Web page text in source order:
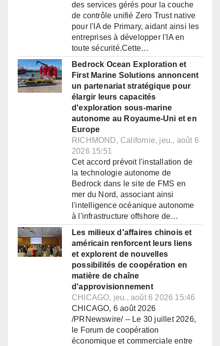
des services gérés pour la couche
de contrôle unifié Zero Trust native
pour l'IA de Primary, aidant ainsi les
entreprises à développer l'IA en
toute sécurité.Cette…
Bedrock Ocean Exploration et
First Marine Solutions annoncent
un partenariat stratégique pour
élargir leurs capacités
d'exploration sous-marine
autonome au Royaume-Uni et en
Europe
RICHMOND, Californie, jeu., août 6
2026 15:51
Cet accord prévoit l'installation de
la technologie autonome de
Bedrock dans le site de FMS en
mer du Nord, associant ainsi
l'intelligence océanique autonome
à l'infrastructure offshore de…
Les milieux d'affaires chinois et
américain renforcent leurs liens
et explorent de nouvelles
possibilités de coopération en
matière de chaîne
d'approvisionnement
CHICAGO, jeu., août 6 2026 15:46
CHICAGO, 6 août 2026
/PRNewswire/ -- Le 30 juillet 2026,
le Forum de coopération
économique et commerciale entre